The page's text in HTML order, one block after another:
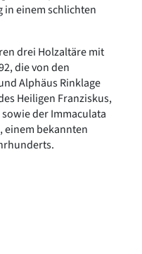
in einem schlichten
drei Holzaltäre mit
die von den
Alphäus Rinklage
Heiligen Franziskus,
der Immaculata
einem bekannten